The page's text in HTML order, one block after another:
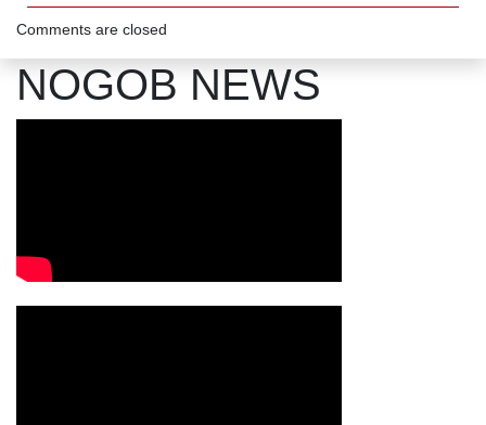
Comments are closed
NOGOB NEWS